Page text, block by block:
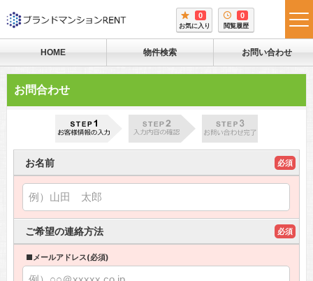
0
お気に入り
0
閲覧履歴
HOME 物件検索 お問い合わせ
お問合わせ
お名前 必須
ご希望の連絡方法 必須
■メールアドレス(必須)